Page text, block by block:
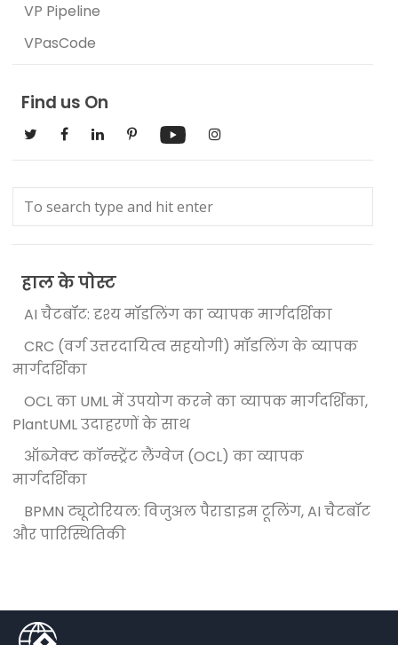
VP Pipeline
VPasCode
Find us On
हाल के पोस्ट
AI चैटबॉट: दृश्य मॉडलिंग का व्यापक मार्गदर्शिका
CRC (वर्ग उत्तरदायित्व सहयोगी) मॉडलिंग के व्यापक
मार्गदर्शिका
OCL का UML में उपयोग करने का व्यापक मार्गदर्शिका,
PlantUML उदाहरणों के साथ
ऑब्जेक्ट कॉन्स्ट्रेंट लैंग्वेज (OCL) का व्यापक
मार्गदर्शिका
BPMN ट्यूटोरियल: विजुअल पैराडाइम टूलिंग, AI चैटबॉट
और पारिस्थितिकी